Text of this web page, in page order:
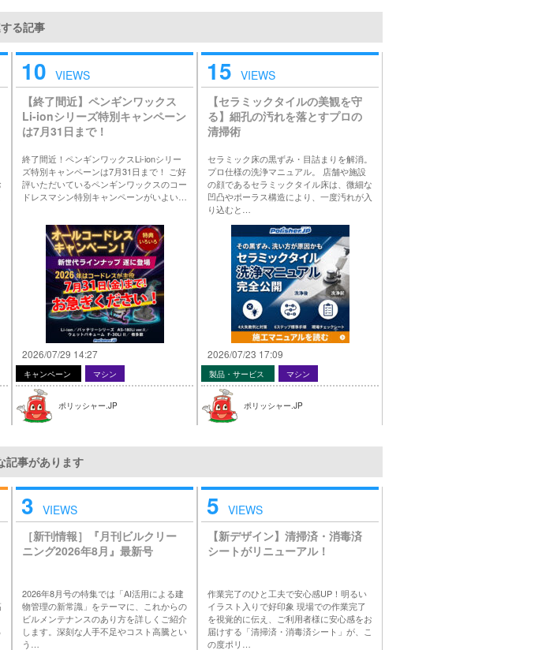
る記事
10 VIEWS
【終了間近】ペンギンワックス
Li-ionシリーズ特別キャンペーン
は7月31日まで！
終了間近！ペンギンワックスLi-ionシリー
ズ特別キャンペーンは7月31日まで！ ご好
評いただいているペンギンワックスのコー
ドレスマシン特別キャンペーンがいよい…
2026/07/29 14:27
キャンペーン マシン
ポリッシャー.JP
15 VIEWS
【セラミックタイルの美観を守
る】細孔の汚れを落とすプロの
清掃術
セラミック床の黒ずみ・目詰まりを解消。
プロ仕様の洗浄マニュアル。 店舗や施設
の顔であるセラミックタイル床は、微細な
凹凸やポーラス構造により、一度汚れが入
り込むと…
2026/07/23 17:09
製品・サービス マシン
ポリッシャー.JP
記事があります
3 VIEWS
［新刊情報］『月刊ビルクリー
ニング2026年8月』最新号
2026年8月号の特集では「AI活用による建
物管理の新常識」をテーマに、これからの
ビルメンテナンスのあり方を詳しくご紹介
します。深刻な人手不足やコスト高騰とい
う…
5 VIEWS
【新デザイン】清掃済・消毒済
シートがリニューアル！
作業完了のひと工夫で安心感UP！明るい
イラスト入りで好印象 現場での作業完了
を視覚的に伝え、ご利用者様に安心感をお
届けする「清掃済・消毒済シート」が、こ
の度ポリ…